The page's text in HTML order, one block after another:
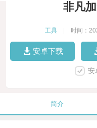
非凡
工具 时间：
安卓下载
安
简介